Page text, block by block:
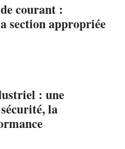
courant :
section appropriée
: une
la